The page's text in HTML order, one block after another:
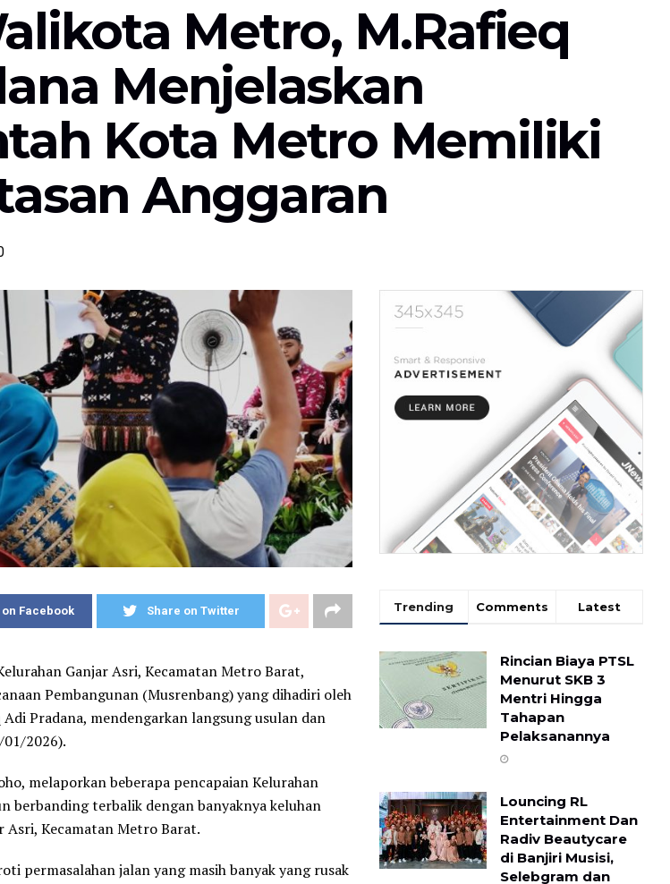
Metro, M.Rafieq
Menjelaskan
Kota Metro Memiliki
Anggaran
Facebook Share on Twitter
Ganjar Asri, Kecamatan Metro Barat,
Pembangunan (Musrenbang) yang dihadiri oleh
Pradana, mendengarkan langsung usulan dan
2026).
melaporkan beberapa pencapaian Kelurahan
berbanding terbalik dengan banyaknya keluhan
Asri, Kecamatan Metro Barat.
permasalahan jalan yang masih banyak yang rusak
Trending Comments Latest
Rincian Biaya PTSL
Menurut SKB 3
Mentri Hingga
Tahapan
Pelaksanannya
Louncing RL
Entertainment Dan
Radiv Beautycare
di Banjiri Musisi,
Selebgram dan